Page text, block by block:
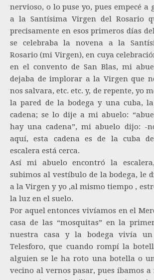
nervioso, o lo puse yo, pues empecé
a la Santísima Virgen del Rosario
precisamente en esos primeros días
se celebraba la novena a la
Rosario (mi Virgen), en cuya
en el convento de San Blas, mi
dejaba de implorar a la Virgen que
nos salvara, etc. etc. y, de repente, yo
la pared de la bodega y una cuba,
cadena; se lo dije a mi abuelo:
hay una cadena”, mi abuelo dijo: -
aquí, esta cadena es de la cuba
escalera está cerca.
Así mi abuelo encontró la
subimos al vestíbulo de la bodega, le
a la Virgen y yo ,al mismo tiempo ,
la luz en el suelo.
Por aquel entonces vivíamos en el
casa de las “mosquitas” en la
nuestra casa y la bodega vivía
Telesforo, que cuando rompí la
alguien se le ha roto una botella o
vecino al vernos pasar, pues íbamos a